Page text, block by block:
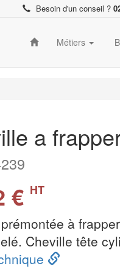
Besoin d'un conseil ?
Métiers
a
€ HT
à
Cheville tête